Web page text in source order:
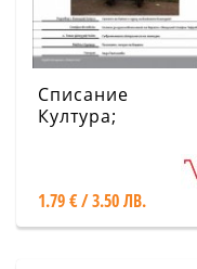
Списание
Култура;
1.79 € / 3.50 ЛВ.